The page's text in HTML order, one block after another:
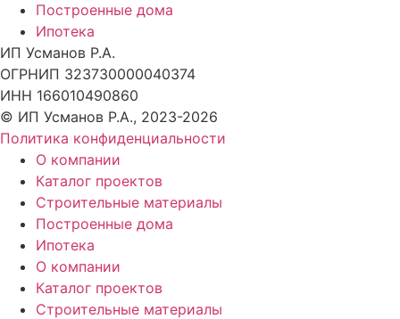
Построенные дома
Ипотека
ИП Усманов Р.А.
ОГРНИП 323730000040374
ИНН 166010490860
© ИП Усманов Р.А., 2023-2026
Политика конфиденциальности
О компании
Каталог проектов
Строительные материалы
Построенные дома
Ипотека
О компании
Каталог проектов
Строительные материалы